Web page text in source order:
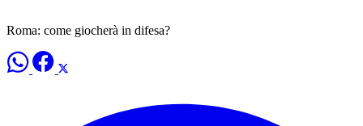
Roma: come giocherà in difesa?